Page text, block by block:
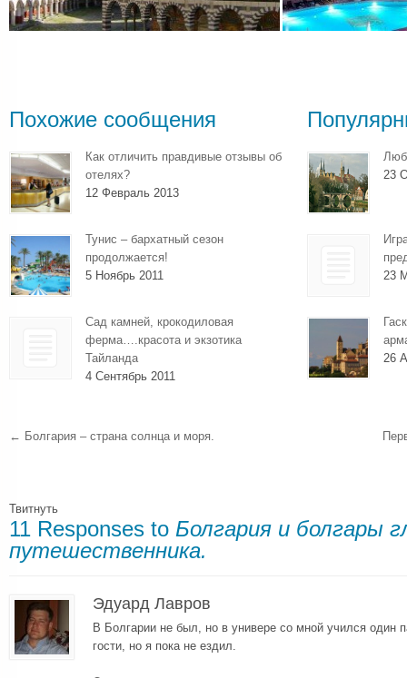
Похожие сообщения
Как отличить правдивые отзывы об
отелях?
12 Февраль 2013
Тунис – бархатный сезон
продолжается!
5 Ноябрь 2011
Сад камней, крокодиловая
ферма….красота и экзотика
Тайланда
4 Сентябрь 2011
23
23
26
← Болгария – страна солнца и моря.
Твитнуть
11 Responses to Болгария и болгары
путешественника.
Эдуард Лавров
В Болгарии не был, но в универе со мной учился один
гости, но я пока не ездил.